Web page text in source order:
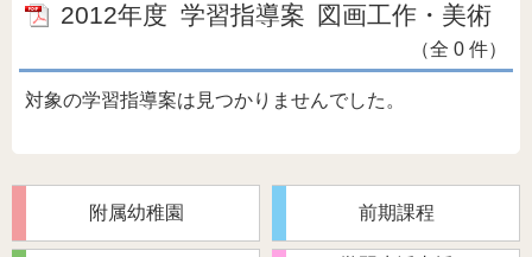
2012年度 学習指導案 図画工作・美術
（全 0 件）
対象の学習指導案は見つかりませんでした。
附属幼稚園 前期課程